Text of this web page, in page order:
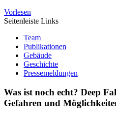
Vorlesen
Seitenleiste Links
Team
Publikationen
Gebäude
Geschichte
Pressemeldungen
Was ist noch echt? Deep
Gefahren und